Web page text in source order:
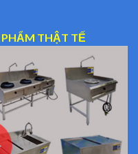
PHẨM THẬT TẾ